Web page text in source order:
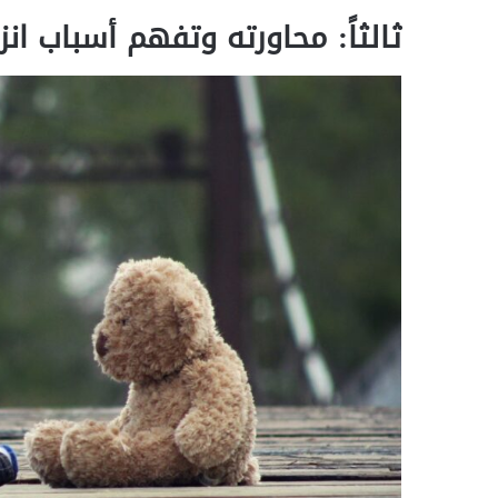
ثالثاً: محاورته وتفهم أسباب